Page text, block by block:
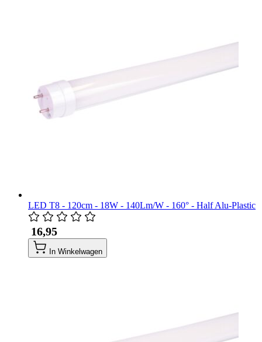
LED T8 - 120cm - 18W - 140Lm/W - 160° - Half Alu-Plastic
​ 16,95
In Winkelwagen